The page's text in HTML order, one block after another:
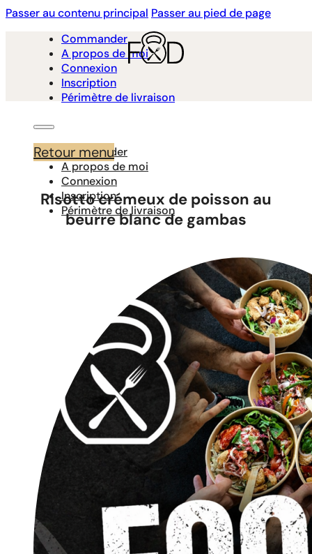
Passer au contenu principal Passer au pied de page
Commander
A propos de moi
Connexion
Inscription
Périmètre de livraison
Commander
A propos de moi
Connexion
Inscription
Périmètre de livraison
Retour menu
Risotto crémeux de poisson au
beurre blanc de gambas